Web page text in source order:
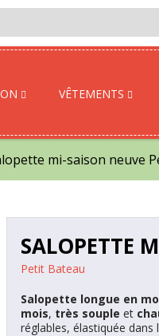
VÊTEMENTS
mi-saison neuve
SALOPETTE
Petit Bateau
Salopette longue en
mois, très souple et
réglables, élastiquée